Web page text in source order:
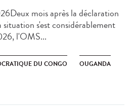
mois après la déclaration
s'est considérablement
l'OMS...
DU CONGO OUGANDA